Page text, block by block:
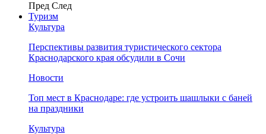
Пред След
Туризм
Культура
Перспективы развития туристического сектора
Краснодарского края обсудили в Сочи
Новости
Топ мест в Краснодаре: где устроить шашлыки с баней
на праздники
Культура